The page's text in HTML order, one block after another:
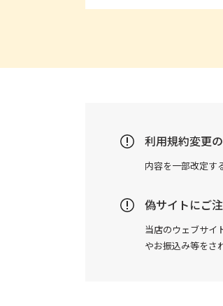
利用規約変更
内容を一部改定す
偽サイトにご
当店のウェブサイ
やお振込み等をさ